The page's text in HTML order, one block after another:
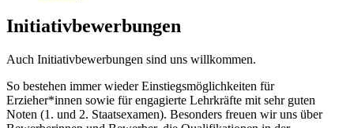
Initiativbewerbungen
Auch Initiativbewerbungen sind uns willkommen.
So bestehen immer wieder Einstiegsmöglichkeiten für
Erzieher*innen sowie für engagierte Lehrkräfte mit sehr guten
Noten (1. und 2. Staatsexamen). Besonders freuen wir uns über